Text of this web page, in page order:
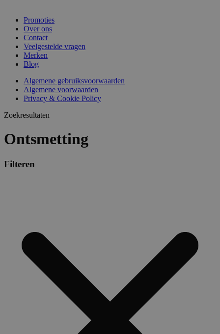
Promoties
Over ons
Contact
Veelgestelde vragen
Merken
Blog
Algemene gebruiksvoorwaarden
Algemene voorwaarden
Privacy & Cookie Policy
Zoekresultaten
Ontsmetting
Filteren